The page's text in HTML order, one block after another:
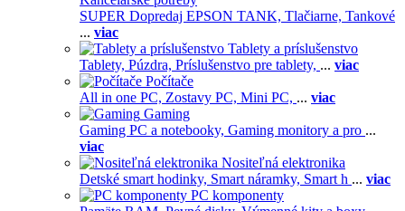
SUPER Dopredaj EPSON TANK, Tlačiarne, Tankové
... viac
Tablety a príslušenstvo
Tablety, Púzdra, Príslušenstvo pre tablety, ... viac
Počítače
All in one PC, Zostavy PC, Mini PC, ... viac
Gaming
Gaming PC a notebooky, Gaming monitory a pro ...
viac
Nositeľná elektronika
Detské smart hodinky, Smart náramky, Smart h ... viac
PC komponenty